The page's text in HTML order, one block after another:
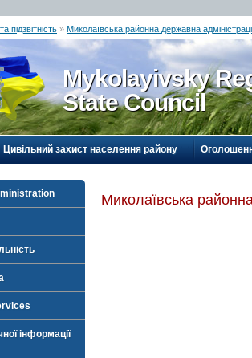
підзвітність » Миколаївська районна державна
Mykolayivsky
State Council
Цивільний захист населення району
інформації
Миколаївська